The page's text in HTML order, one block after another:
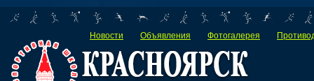
Новости Объявления Фотогалерея